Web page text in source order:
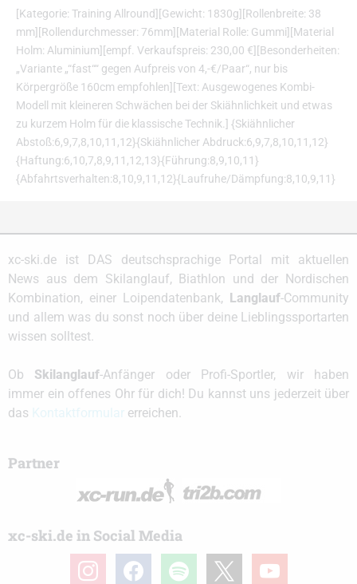
[Kategorie: Training Allround][Gewicht: 1830g][Rollenbreite: 38
mm][Rollendurchmesser: 76mm][Material Rolle: Gummi][Material
Holm: Aluminium][empf. Verkaufspreis: 230,00 €][Besonderheiten:
„Variante „“fast““ gegen Aufpreis von 4,-€/Paar“, nur bis
Körpergröße 160cm empfohlen][Text: Ausgewogenes Kombi-
Modell mit kleineren Schwächen bei der Skiähnlichkeit und etwas
zu kurzem Holm für die klassische Technik.] {Skiähnlicher
Abstoß:6,9,7,8,10,11,12}{Skiähnlicher Abdruck:6,9,7,8,10,11,12}
{Haftung:6,10,7,8,9,11,12,13}{Führung:8,9,10,11}
{Abfahrtsverhalten:8,10,9,11,12}{Laufruhe/Dämpfung:8,10,9,11}
xc-ski.de ist DAS deutschsprachige Portal mit aktuellen
News aus dem Skilanglauf, Biathlon und der Nordischen
Kombination, einer Loipendatenbank, Langlauf-Community
und allem was du sonst noch über deine Lieblingssportarten
wissen solltest.
Ob Skilanglauf-Anfänger oder Profi-Sportler, wir haben
immer ein offenes Ohr für dich! Du kannst uns jederzeit über
das
erreichen.
Partner
xc-ski.de in Social Media
instagramfacebook spotify youtube